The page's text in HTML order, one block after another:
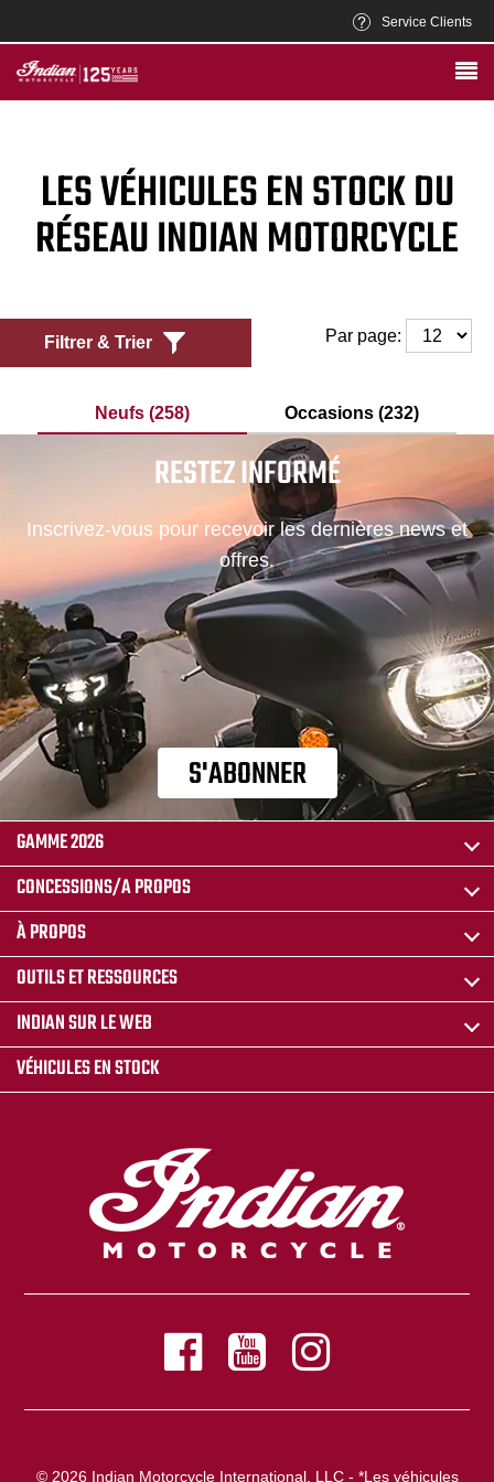
Service Clients
LES VÉHICULES EN STOCK DU
RÉSEAU INDIAN MOTORCYCLE
Filtrer & Trier Par page:
Neufs (258) Occasions (232)
RESTEZ INFORMÉ
Inscrivez-vous pour recevoir les dernières news et
offres.
S'ABONNER
GAMME 2026
CONCESSIONS/A PROPOS
À PROPOS
OUTILS ET RESSOURCES
INDIAN SUR LE WEB
VÉHICULES EN STOCK
© 2026 Indian Motorcycle International, LLC - *Les véhicules